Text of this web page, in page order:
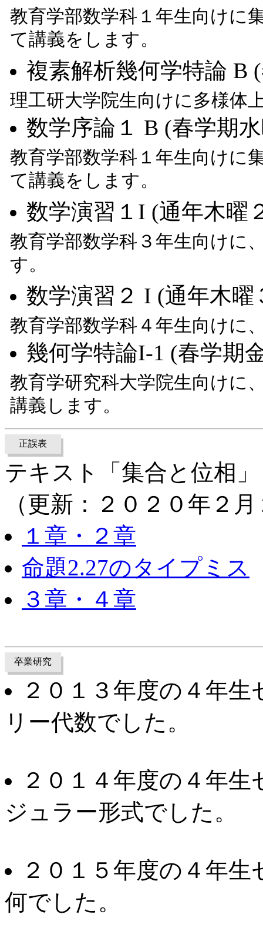
教育学部数学科１年生向けに
て講義をします。
複素解析幾何学特論 B
理工研大学院生向けに多様体
数学序論１ B (春学期
教育学部数学科１年生向けに
て講義をします。
数学演習１I (通年木曜
教育学部数学科３年生向けに
す。
数学演習２ I (通年木曜
教育学部数学科４年生向けに
幾何学特論I-1 (春学期
教育学研究科大学院生向けに
講義します。
正誤表
テキスト「集合と位相
（更新：２０２０年２
１章・２章
命題2.27のタイプミス
３章・４章
卒業研究
２０１３年度の４年
リー代数でした。
２０１４年度の４年
ジュラー形式でした。
２０１５年度の４年
何でした。